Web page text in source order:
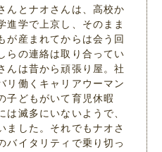
んとナオさんは、高校か
進学で上京し、そのまま
が産まれてからは会う回
らの連絡は取り合ってい
んは昔から頑張り屋。社
リ働くキャリアウーマン
子どもがいて育児休暇
滅多にいないようで、
ました。それでもナオさ
バイタリティで乗り切っ